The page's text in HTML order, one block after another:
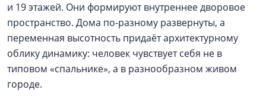
и 19 этажей. Они формируют внутреннее дворовое
пространство. Дома по-разному развернуты, а
переменная высотность придаёт архитектурному
облику динамику: человек чувствует себя не в
типовом «спальнике», а в разнообразном живом
городе.